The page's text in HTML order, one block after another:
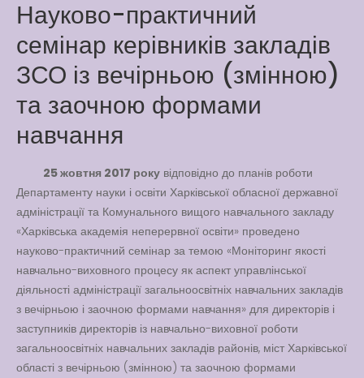
Pool
Play is Our Brain’s Favorite
Latter match class
New Friends Everyday at
Науково-практичний
семінар керівників закладів
ЗСО із вечірньою (змінною)
та заочною формами
навчання
25 жовтня 2017 року відповідно до планів роботи
Департаменту науки і освіти Харківської обласної державної
адміністрації та Комунального вищого навчального закладу
«Харківська академія неперервної освіти» проведено
науково-практичний семінар за темою «Моніторинг якості
навчально-виховного процесу як аспект управлінської
діяльності адміністрації загальноосвітніх навчальних закладів
з вечірньою і заочною формами навчання» для директорів і
заступників директорів із навчально-виховної роботи
загальноосвітніх навчальних закладів районів, міст Харківської
області з вечірньою (змінною) та заочною формами